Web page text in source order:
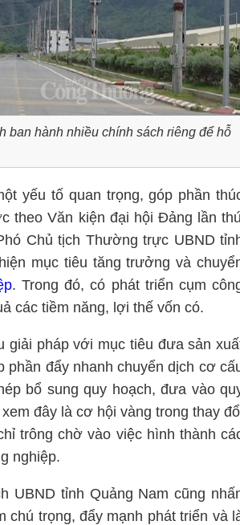
ban hành nhiều chính sách riêng để hỗ
yếu tố quan trọng, góp phần
theo Văn kiện đại hội Đảng lần
Chủ tịch Thường trực UBND
mục tiêu tăng trưởng và
. Trong đó, có phát triển cụm
các tiềm năng, lợi thế vốn có.
giải pháp với mục tiêu đưa sản
phần đẩy nhanh chuyển dịch cơ
bổ sung quy hoạch, đưa vào
đây là cơ hội vàng trong thay
trông chờ vào việc hình thành
nghiệp.
UBND tỉnh Quảng Nam cũng
chú trọng, đẩy mạnh phát triển và